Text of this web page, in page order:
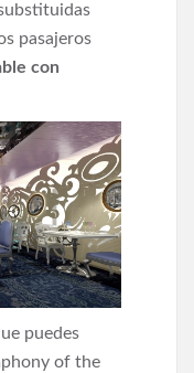
pasajeros
con
puedes
of the